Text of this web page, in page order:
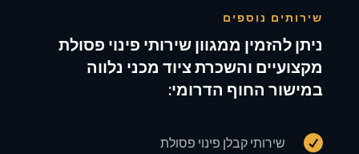
שירותים נוספים
ניתן להזמין ממגוון שירותי פינוי פסולת
מקצועיים והשכרת ציוד מכני נלווה
במישור החוף הדרומי:
 שירותי קבלן פינוי פסולת